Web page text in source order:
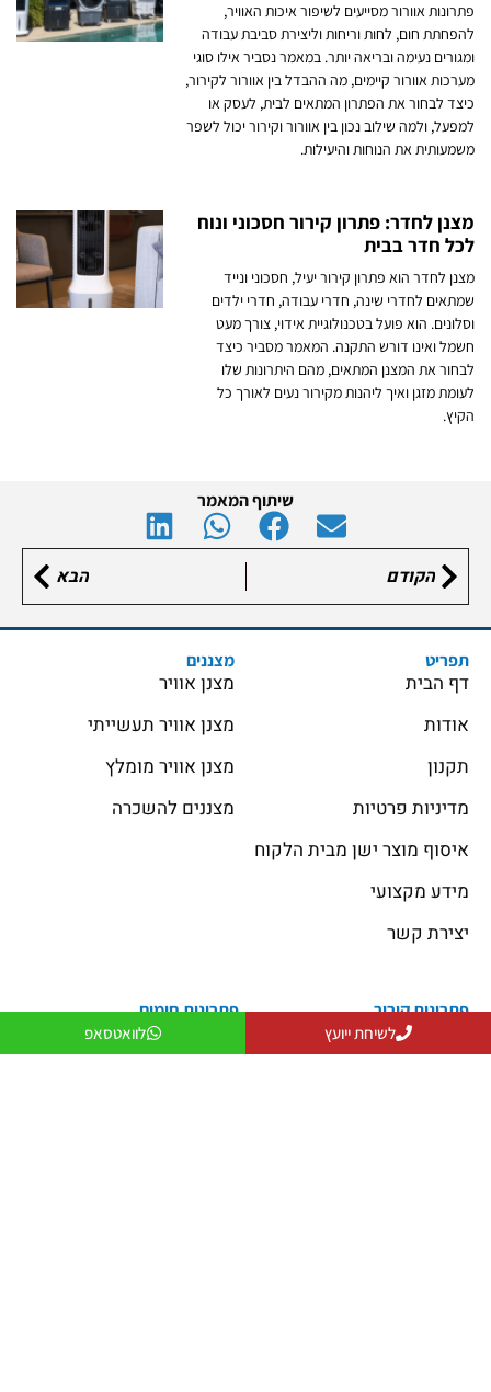
פתרונות אוורור מסייעים לשיפור איכות האוויר,
להפחתת חום, לחות וריחות וליצירת סביבת עבודה
ומגורים נעימה ובריאה יותר. במאמר נסביר אילו סוגי
מערכות אוורור קיימים, מה ההבדל בין אוורור לקירור,
כיצד לבחור את הפתרון המתאים לבית, לעסק או
למפעל, ולמה שילוב נכון בין אוורור וקירור יכול לשפר
משמעותית את הנוחות והיעילות.
מצנן לחדר: פתרון קירור חסכוני ונוח
לכל חדר בבית
מצנן לחדר הוא פתרון קירור יעיל, חסכוני ונייד
שמתאים לחדרי שינה, חדרי עבודה, חדרי ילדים
וסלונים. הוא פועל בטכנולוגיית אידוי, צורך מעט
חשמל ואינו דורש התקנה. המאמר מסביר כיצד
לבחור את המצנן המתאים, מהם היתרונות שלו
לעומת מזגן ואיך ליהנות מקירור נעים לאורך כל
הקיץ.
שיתוף המאמר
הקודם הבא
תפריט
דף הבית
אודות
תקנון
מדיניות פרטיות
איסוף מוצר ישן מבית הלקוח
מידע מקצועי
יצירת קשר
מצננים
מצנן אוויר
מצנן אוויר תעשייתי
מצנן אוויר מומלץ
מצננים להשכרה
פתרונות קירור
פתרונות קירור
פתרונות חימום
פתרונות חימום
לשיחת ייועץ לוואטסאפ